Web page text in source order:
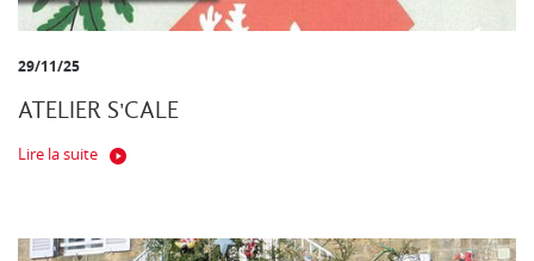
29/11/25
ATELIER S'CALE
Lire la suite